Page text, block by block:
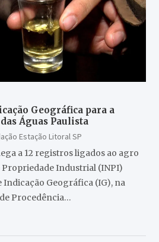
Geográfica para a
Águas Paulista
Estação Litoral SP
a 12 registros ligados ao agro
Industrial (INPI)
Geográfica (IG), na
Procedência…